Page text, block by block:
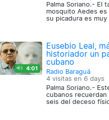
Palma Soriano.- El
mosquito Aedes
su picadura es
4:01
Eusebio Leal,
historiador un
cubano
Radio Baraguá
4 visitas en 6 days
Palma Soriano.-
cubanos recuerdan
seis del deceso